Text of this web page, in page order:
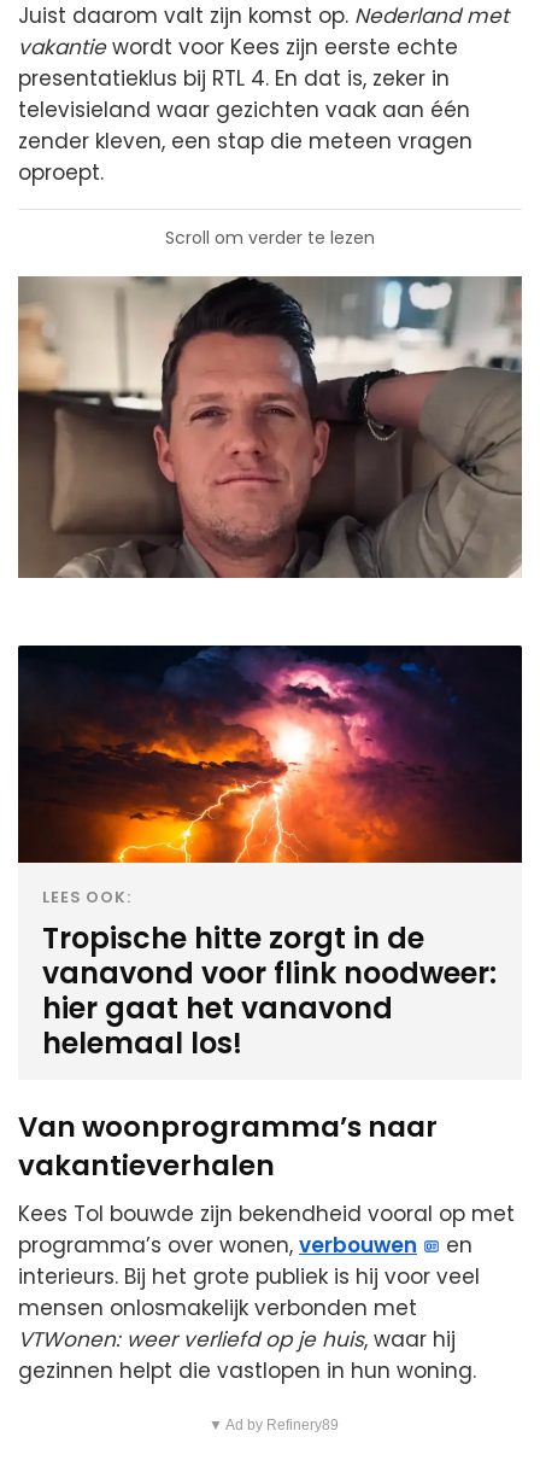
Juist daarom valt zijn komst op. Nederland met
vakantiewordt voor Kees zijn eerste echte
presentatieklus bij RTL 4. En dat is, zeker in
televisieland waar gezichten vaak aan één
zender kleven, een stap die meteen vragen
oproept.
Scroll om verder te lezen
LEES OOK:
Tropische hitte zorgt in de
vanavond voor flink noodweer:
hier gaat het vanavond
helemaal los!
Van woonprogramma’s naar
vakantieverhalen
Kees Tol bouwde zijn bekendheid vooral op met
programma’s over wonen, verbouwen
en
interieurs. Bij het grote publiek is hij voor veel
mensen onlosmakelijk verbonden met
VTWonen: weer verliefd op je huis, waar hij
gezinnen helpt die vastlopen in hun woning.
▼ Ad by Refinery89